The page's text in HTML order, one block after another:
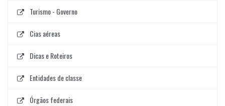
Turismo - Governo
Cias aéreas
Dicas e Roteiros
Entidades de classe
Órgãos federais